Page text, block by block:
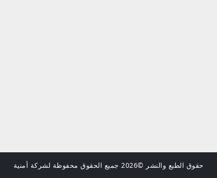
حقوق الطبع والنشر ©2026 جميع الحقوق محفوظة لشركة أمنية